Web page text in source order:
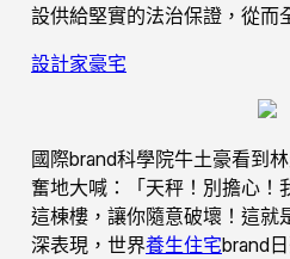
設供給堅實的法治保證，從而
設計家豪宅
國際brand科學院牛土豪看到
奮地大喊：「天秤！別擔心！
這棟樓，讓你隨意破壞！這就
深表現，世界養生住宅brand